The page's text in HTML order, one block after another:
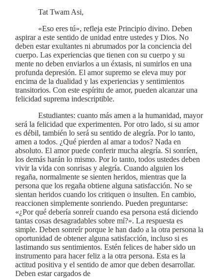
Tat Twam Asi,
«Eso eres tú», refleja este Principio divino. Deben
aspirar a este sentido de unidad entre ustedes y Dios. No
deben estar exultantes ni abrumados por la conciencia del
cuerpo. Las experiencias que tienen con su cuerpo y su
mente no deben enviarlos a un éxtasis, ni sumirlos en una
profunda depresión. El amor supremo se eleva muy por
encima de la dualidad y las experiencias y sentimientos
transitorios. Con este espíritu de amor, pueden alcanzar una
felicidad suprema indescriptible.
Estudiantes: cuanto más amen a la humanidad, mayor
será la felicidad que experimenten. Por otro lado, si su amor
es débil, también lo será su sentido de alegría. Por lo tanto,
amen a todos. ¿Qué pierden al amar a todos? Nada en
absoluto. El amor puede conferir mucha alegría. Si sonríen,
los demás harán lo mismo. Por lo tanto, todos ustedes deben
vivir la vida con sonrisas y alegría. Cuando alguien los
regaña, normalmente se sienten heridos, mientras que la
persona que los regaña obtiene alguna satisfacción. No se
sientan heridos cuando los critiquen o insulten. En cambio,
reaccionen simplemente sonriendo. Pueden preguntarse:
«¿Por qué debería sonreír cuando esa persona está diciendo
tantas cosas desagradables sobre mí?». La respuesta es
simple. Deben sonreír porque le han dado a la otra persona la
oportunidad de obtener alguna satisfacción, incluso si es
lastimando sus sentimientos. Estén felices de haber sido un
instrumento para hacer feliz a la otra persona. Esta es la
actitud positiva y el sentido de amor que deben desarrollar.
Deben estar cargados de